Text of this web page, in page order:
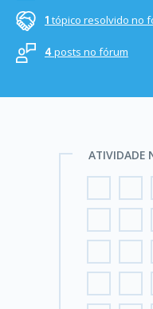
1 tópico resolvido no
4posts no fórum
ATIVIDADE